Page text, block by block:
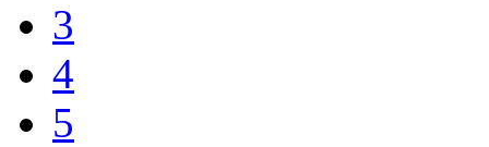
3
4
5